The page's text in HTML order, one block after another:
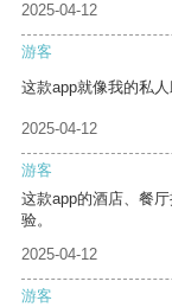
2025-04-12
游客
这款app就像我的私
2025-04-12
游客
这款app的酒店、餐
验。
2025-04-12
游客